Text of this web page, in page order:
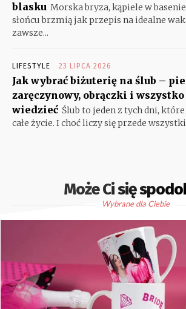
blasku Morska bryza, kąpiele w
słońcu brzmią jak przepis na idealne
zawsze...
LIFESTYLE 23 LIPCA 2026
Jak wybrać biżuterię na ślub –
zaręczynowy, obrączki i
wiedzieć Ślub to jeden z tych dni,
całe życie. I choć liczy się przede
Może Ci się
Wybrane dla Ciebie